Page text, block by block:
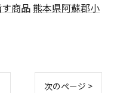
商品熊本県阿蘇郡小
次のページ >